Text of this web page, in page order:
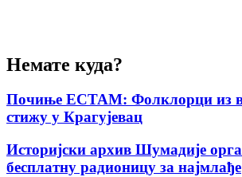
Немате куда?
Почиње ЕСТАМ: Фолклорци из
стижу у Крагујевац
Историјски архив Шумадије
бесплатну радионицу за најмлађе